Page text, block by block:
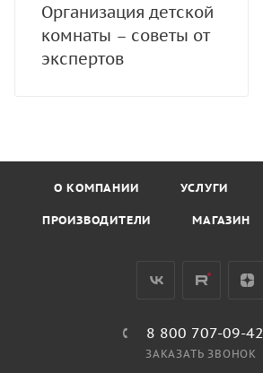
Организация детской
комнаты – советы от
экспертов
О КОМПАНИИ УСЛУГИ
ПРОИЗВОДИТЕЛИ МАГАЗИН
8 800 707-09-42
ЗАКАЗАТЬ ЗВОНОК